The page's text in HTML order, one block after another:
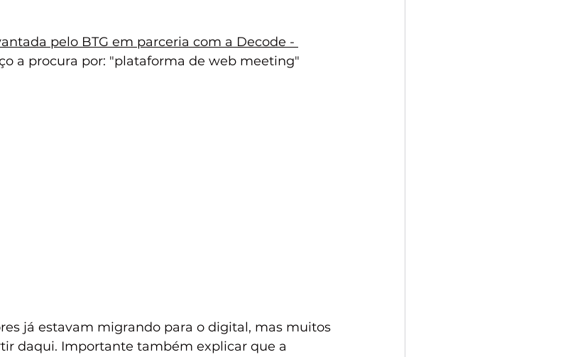
pelo BTG em parceria com a Decode -
a procura por: "plataforma de web meeting"
já estavam migrando para o digital, mas muitos
daqui. Importante também explicar que a